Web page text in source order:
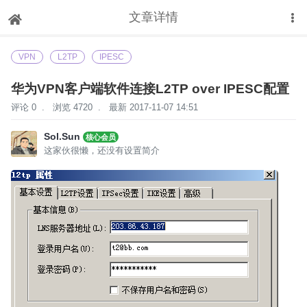
文章详情
下拉刷新
VPN L2TP IPESC
华为VPN客户端软件连接L2TP over IPESC配置
评论 0 . 浏览 4720 . 最新 2017-11-07 14:51
Sol.Sun 核心会员
这家伙很懒，还没有设置简介